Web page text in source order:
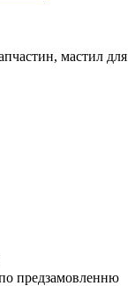
мастил для
по предзамовленню